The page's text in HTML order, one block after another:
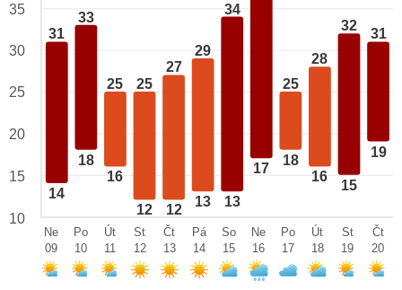
31
14
33
18
25
16
25
12
27
12
29
13
34
13
17
25
18
28
16
32
15
31
19
35
30
25
20
15
10
Ne
09
Po
10
Út
11
St
12
Čt
13
Pá
14
So
15
Ne
16
Po
17
Út
18
St
19
Čt
20